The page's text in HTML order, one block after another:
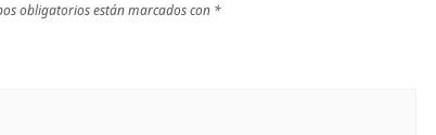
obligatorios están marcados con *